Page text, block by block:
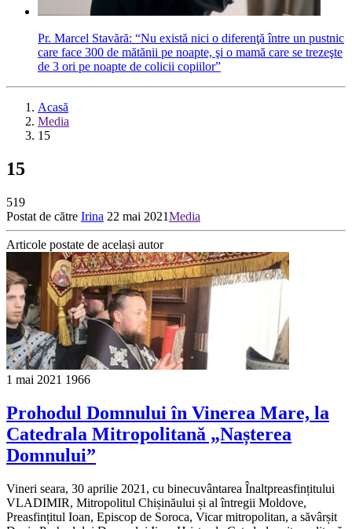
Pr. Marcel Stavără: “Nu există nici o diferenţă între un pustnic
care face 300 de mătănii pe noapte, şi o mamă care se trezeşte
de 3 ori pe noapte de colicii copiilor”
Acasă
Media
15
15
519
Postat de către Irina 22 mai 2021Media
Articole postate de același autor
1 mai 2021 1966
Prohodul Domnului în Vinerea Mare, la
Catedrala Mitropolitană „Nașterea
Domnului”
Vineri seara, 30 aprilie 2021, cu binecuvântarea Înaltpreasfințitului
VLADIMIR, Mitropolitul Chișinăului și al întregii Moldove,
Preasfințitul Ioan, Episcop de Soroca, Vicar mitropolitan, a săvârșit